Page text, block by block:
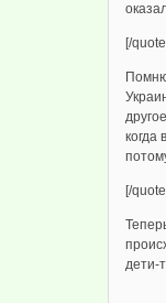
[/
когда
[/
дети-